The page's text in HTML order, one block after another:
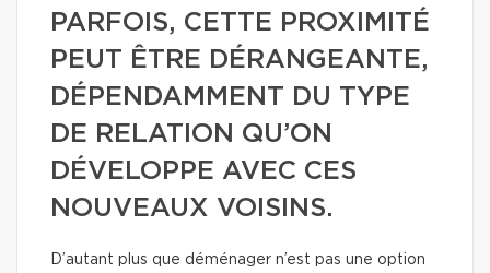
PARFOIS, CETTE PROXIMITÉ
PEUT ÊTRE DÉRANGEANTE,
DÉPENDAMMENT DU TYPE
DE RELATION QU’ON
DÉVELOPPE AVEC CES
NOUVEAUX VOISINS.
D’autant plus que déménager n’est pas une option